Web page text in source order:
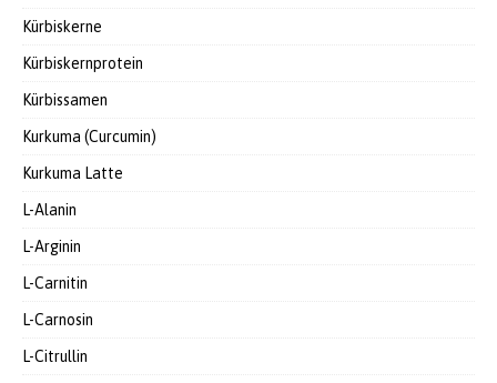
Kürbiskerne
Kürbiskernprotein
Kürbissamen
Kurkuma (Curcumin)
Kurkuma Latte
L-Alanin
L-Arginin
L-Carnitin
L-Carnosin
L-Citrullin